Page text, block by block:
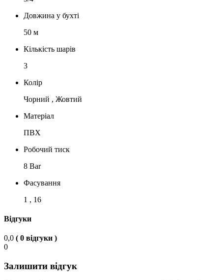
Довжина у бухті
50 м
Кількість шарів
3
Колір
Чорний , Жовтий
Матеріал
ПВХ
Робочий тиск
8 Bar
Фасування
1 , 16
Відгуки
0,0 ( 0 відгуки )
0
Залишити відгук